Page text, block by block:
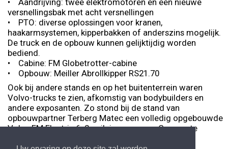
versnellingsbak met acht versnellingen
• PTO: diverse oplossingen voor kranen,
haakarmsystemen, kipperbakken of anderszins mogelijk.
De truck en de opbouw kunnen gelijktijdig worden
bediend.
• Cabine: FM Globetrotter-cabine
• Opbouw: Meiller Abrollkipper RS21.70
Ook bij andere stands en op het buitenterrein waren
Volvo-trucks te zien, afkomstig van bodybuilders en
andere exposanten. Zo stond bij de stand van
opbouwpartner Terberg Matec een volledig opgebouwde
Volvo FM Electric 6x2-vuilniswagen van Gemeente